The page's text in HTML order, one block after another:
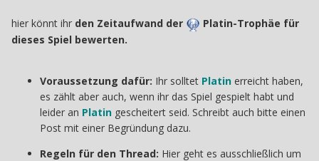
hier könnt ihr den Zeitaufwand der
Platin-Trophäe für
dieses Spiel bewerten.
Voraussetzung dafür: Ihr solltet Platin erreicht haben,
es zählt aber auch, wenn ihr das Spiel gespielt habt und
leider an Platin gescheitert seid. Schreibt auch bitte einen
Post mit einer Begründung dazu.
Regeln für den Thread: Hier geht es ausschließlich um